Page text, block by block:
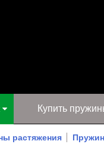
Купить
растяжения